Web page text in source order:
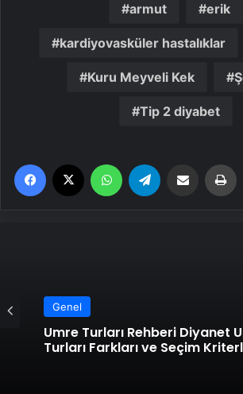
armut erik
kardiyovasküler hastalıklar
Kuru Meyveli Kek
Tip 2 diyabet
Facebook WhatsApp Email'den paylaş
Genel
Genel
Bahçe Mobilyaları Nasıl Seçilir